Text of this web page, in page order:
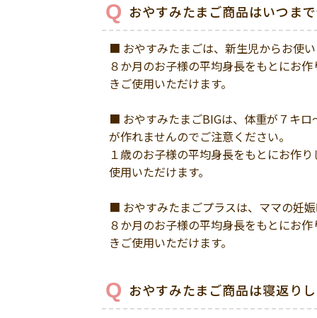
おやすみたまご商品はいつま
■ おやすみたまごは、新生児からお使
８か月のお子様の平均身長をもとにお
きご使用いただけます。
■ おやすみたまごBIGは、体重が７キロ
が作れませんのでご注意ください。
１歳のお子様の平均身長をもとにお作
使用いただけます。
■ おやすみたまごプラスは、ママの妊
８か月のお子様の平均身長をもとにお
きご使用いただけます。
おやすみたまご商品は寝返り